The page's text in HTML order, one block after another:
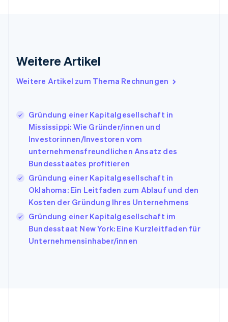
Weitere Artikel
Weitere Artikel zum Thema Rechnungen
Gründung einer Kapitalgesellschaft in
Mississippi: Wie Gründer/innen und
Investorinnen/Investoren vom
unternehmensfreundlichen Ansatz des
Bundesstaates profitieren
Gründung einer Kapitalgesellschaft in
Oklahoma: Ein Leitfaden zum Ablauf und den
Kosten der Gründung Ihres Unternehmens
Gründung einer Kapitalgesellschaft im
Bundesstaat New York: Eine Kurzleitfaden für
Unternehmensinhaber/innen
Gibraltar
English
Griechenland
English
English
English
Italien
ItalianoEnglish
Japan
Kanada
EnglishFrançais
Kroatien
English
English
Liechtenstein